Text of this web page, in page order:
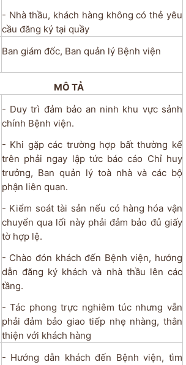
- Nhà thầu, khách hàng không có thẻ yêu
cầu đăng ký tại quầy
Ban giám đốc, Ban quản lý Bệnh viện
MÔ TẢ
- Duy trì đảm bảo an ninh khu vực sảnh
chính Bệnh viện.
- Khi gặp các trường hợp bất thường kể
trên phải ngay lập tức báo cáo Chỉ huy
trưởng, Ban quản lý toà nhà và các bộ
phận liên quan.
- Kiểm soát tài sản nếu có hàng hóa vận
chuyển qua lối này phải đảm bảo đủ giấy
tờ hợp lệ.
- Chào đón khách đến Bệnh viện, hướng
dẫn đăng ký khách và nhà thầu lên các
tầng.
- Tác phong trực nghiêm túc nhưng vẫn
phải đảm bảo giao tiếp nhẹ nhàng, thân
thiện với khách hàng
- Hướng dẫn khách đến Bệnh viện, tìm